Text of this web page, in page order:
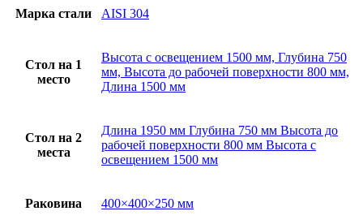
Марка стали AISI 304
Стол на 1
место
Высота с освещением 1500 мм, Глубина 750
мм, Высота до рабочей поверхности 800 мм,
Длина 1500 мм
Стол на 2
места
Длина 1950 мм Глубина 750 мм Высота до
рабочей поверхности 800 мм Высота с
освещением 1500 мм
Раковина 400×400×250 мм